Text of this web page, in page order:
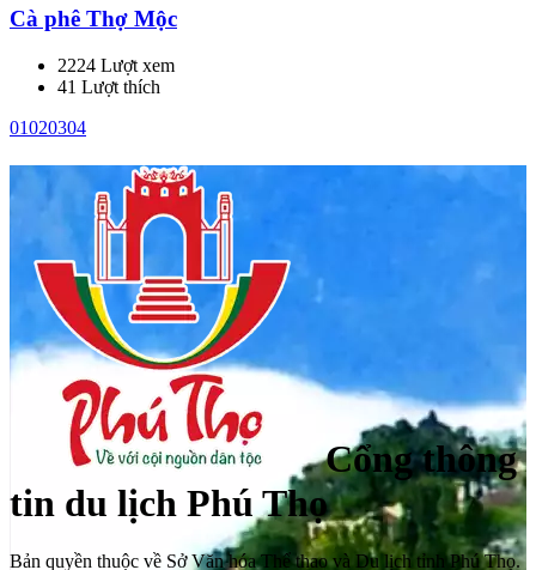
Cà phê Thợ Mộc
2224 Lượt xem
41 Lượt thích
01020304
Cổng thông
tin du lịch Phú Thọ
Bản quyền thuộc về Sở Văn hóa Thể thao và Du lịch tỉnh Phú Thọ.